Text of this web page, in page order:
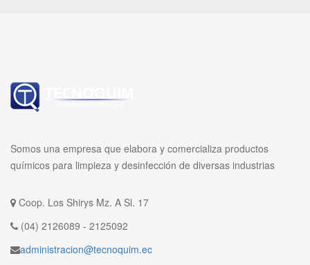
Somos una empresa que elabora y comercializa productos
químicos para limpieza y desinfección de diversas industrias
Coop. Los Shirys Mz. A Sl. 17
(04) 2126089 - 2125092
administracion@tecnoquim.ec